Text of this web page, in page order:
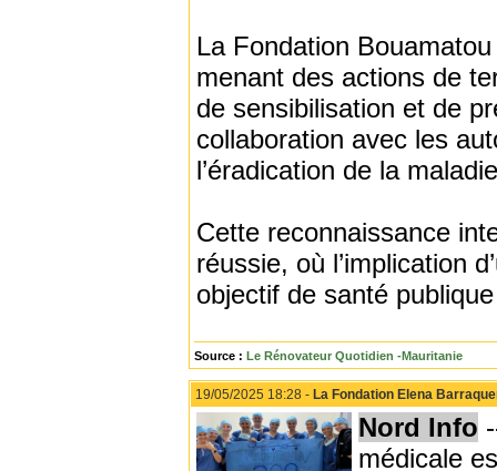
La Fondation
menant des actions de
de sensibilisation et de
collaboration avec les
l’éradication de la
Cette reconnaissance
réussie, où l’implication
objectif de santé
Source : Le Rénovateur Quotidien -Mauritanie
19/05/2025 18:28 - La Fondation Elena
Nord Info
médicale